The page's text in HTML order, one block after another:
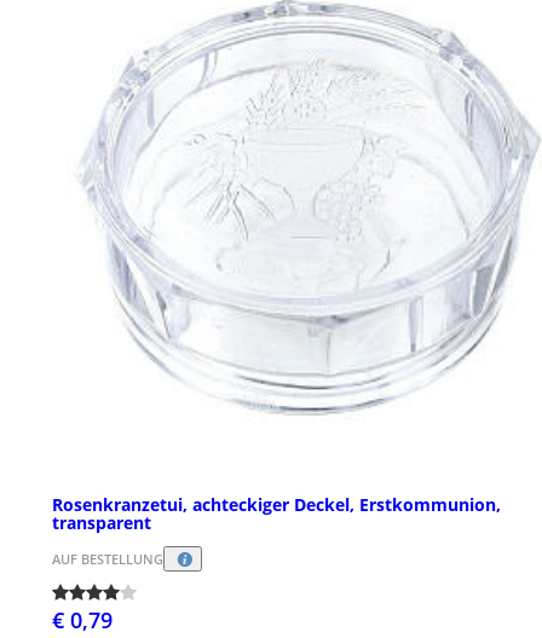
Rosenkranzetui, achteckiger Deckel, Erstkommunion,
transparent
AUF BESTELLUNG
€ 0,79